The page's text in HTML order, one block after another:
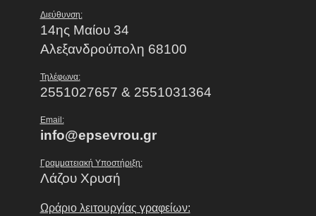
Διεύθυνση:
14ης Μαίου 34
Αλεξανδρούπολη 68100
Τηλέφωνα:
2551027657 & 2551031364
Email:
info@epsevrou.gr
Γραμματειακή Υποστήριξη:
Λάζου Χρυσή
Ωράριο λειτουργίας γραφείων: